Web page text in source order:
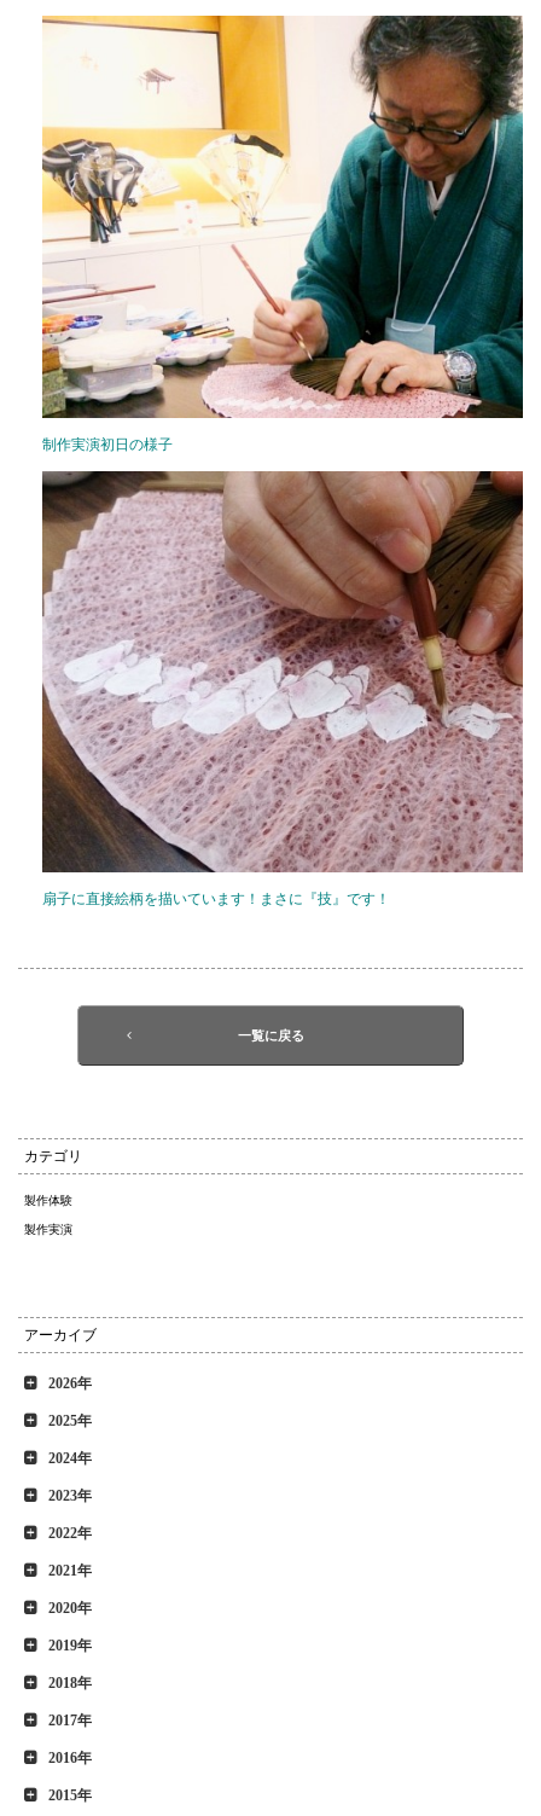
制作実演初日の様子
扇子に直接絵柄を描いています！まさに『技』です！
一覧に戻る
カテゴリ
製作体験
製作実演
アーカイブ
2026年
2025年
2024年
2023年
2022年
2021年
2020年
2019年
2018年
2017年
2016年
2015年